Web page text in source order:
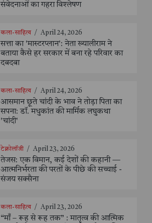
संवेदनाओं का गहरा विश्लेषण
कला-साहित्य / April 24, 2026
सत्ता का 'मास्टरप्लान': नेता ख्यालीराम ने
बताया कैसे हर सरकार में बना रहे परिवार का
दबदबा
कला-साहित्य / April 24, 2026
आसमान छूते चांदी के भाव ने तोड़ा पिता का
सपना: डॉ. मधुकांत की मार्मिक लघुकथा
'चांदी'
टेक्नोलॉजी / April 23, 2026
तेजस: एक विमान, कई देशों की कहानी —
आत्मनिर्भरता की परतों के पीछे की सच्चाई -
संजय सक्सैना
कला-साहित्य / April 23, 2026
“माँ – रूह से रूह तक” : मातृत्व की आत्मिक